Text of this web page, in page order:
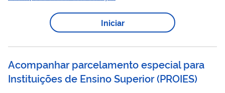
Iniciar
Acompanhar parcelamento especial para
Instituições de Ensino Superior(PROIES)